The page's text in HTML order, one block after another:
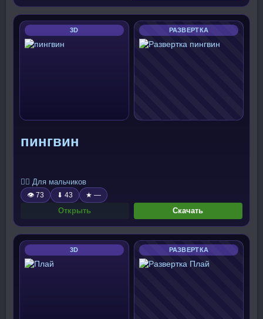
3D РАЗВЕРТКА
пингвин
🧍‍♂️ Для мальчиков
👁 73 ⬇ 43 ★ —
Открыть Скачать
3D РАЗВЕРТКА